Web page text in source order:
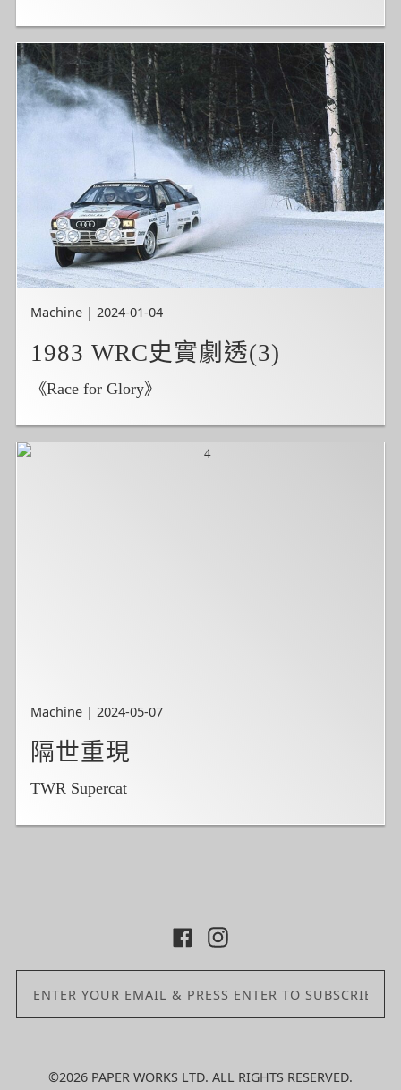
Machine | 2024-01-04
1983 WRC史實劇透(3)
《Race for Glory》
Machine | 2024-05-07
隔世重現
TWR Supercat
©2026 PAPER WORKS LTD. ALL RIGHTS RESERVED.